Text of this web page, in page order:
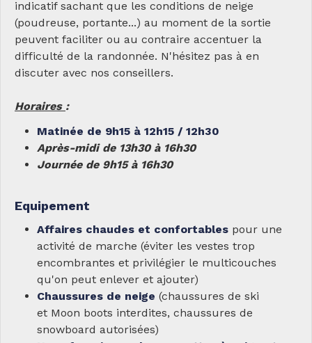
indicatif sachant que les conditions de neige
(poudreuse, portante...) au moment de la sortie
peuvent faciliter ou au contraire accentuer la
difficulté de la randonnée. N'hésitez pas à en
discuter avec nos conseillers.
Horaires :
Matinée de 9h15 à 12h15 / 12h30
Après-midi de 13h30 à 16h30
Journée de 9h15 à 16h30
Equipement
Affaires chaudes et confortables pour une
activité de marche (éviter les vestes trop
encombrantes et privilégier le multicouches
qu'on peut enlever et ajouter)
Chaussures de neige (chaussures de ski
et Moon boots interdites, chaussures de
snowboard autorisées)